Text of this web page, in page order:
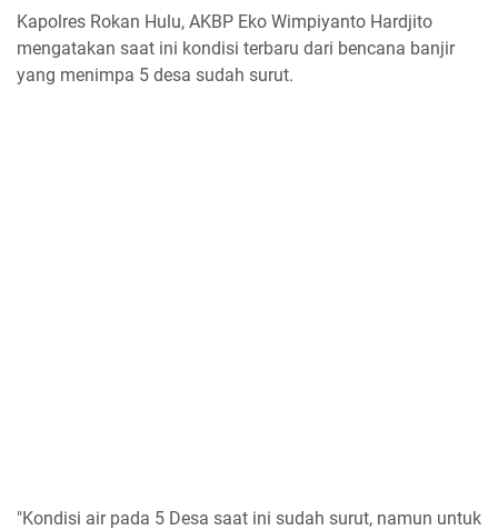
Kapolres Rokan Hulu, AKBP Eko Wimpiyanto Hardjito
mengatakan saat ini kondisi terbaru dari bencana banjir
yang menimpa 5 desa sudah surut.
"Kondisi air pada 5 Desa saat ini sudah surut, namun untuk